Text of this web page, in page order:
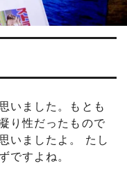
いました。もとも
り性だったもので
いましたよ。 たし
ですよね。